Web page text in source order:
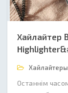
Хайлайтер
Хайлайтеры
Останнім